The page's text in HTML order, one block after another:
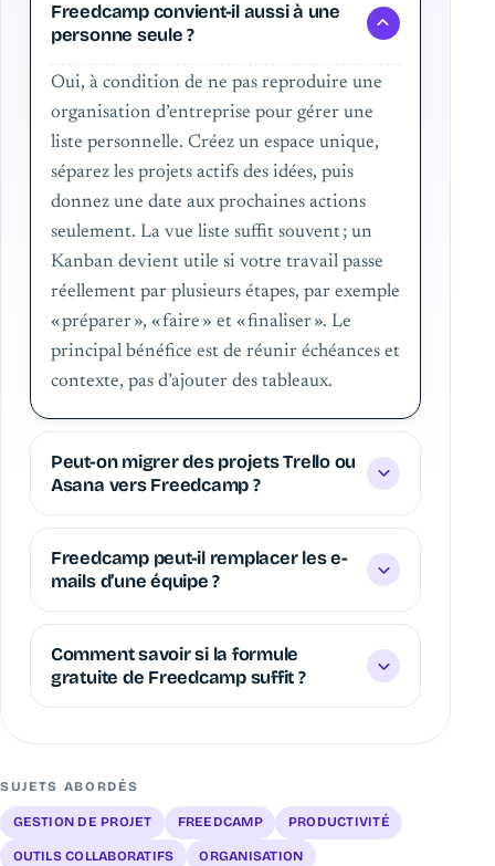
Freedcamp convient-il aussi à une
personne seule ?
Oui, à condition de ne pas reproduire une
organisation d’entreprise pour gérer une
liste personnelle. Créez un espace unique,
séparez les projets actifs des idées, puis
donnez une date aux prochaines actions
seulement. La vue liste suffit souvent ; un
Kanban devient utile si votre travail passe
réellement par plusieurs étapes, par exemple
« préparer », « faire » et « finaliser ». Le
principal bénéfice est de réunir échéances et
contexte, pas d’ajouter des tableaux.
Peut-on migrer des projets Trello ou
Asana vers Freedcamp ?
Freedcamp peut-il remplacer les e-
mails d’une équipe ?
Comment savoir si la formule
gratuite de Freedcamp suffit ?
SUJETS ABORDÉS
GESTION DE PROJET FREEDCAMP PRODUCTIVITÉ
OUTILS COLLABORATIFS ORGANISATION